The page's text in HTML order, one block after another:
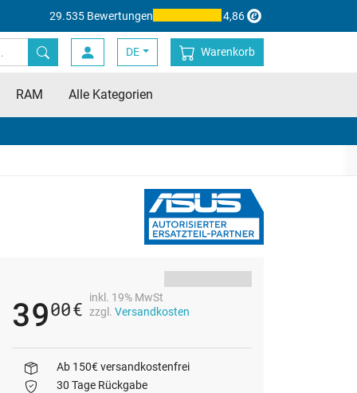
29.535 Bewertungen 4,86
DE Warenkorb
RAM Alle Kategorien
3900€
inkl. 19% MwSt
zzgl. Versandkosten
Ab 150€ versandkostenfrei
30 Tage Rückgabe